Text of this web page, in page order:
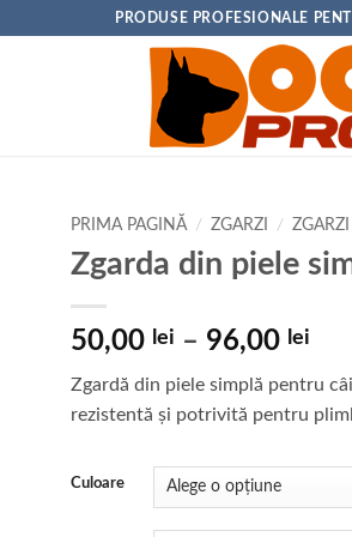
PRODUSE PROFESIONALE
PRIMA PAGINĂ / ZGARZI /
Zgarda din piele
50,00 lei – 96,00 lei
Zgardă din piele simplă pentru
rezistentă și potrivită pentru
Culoare